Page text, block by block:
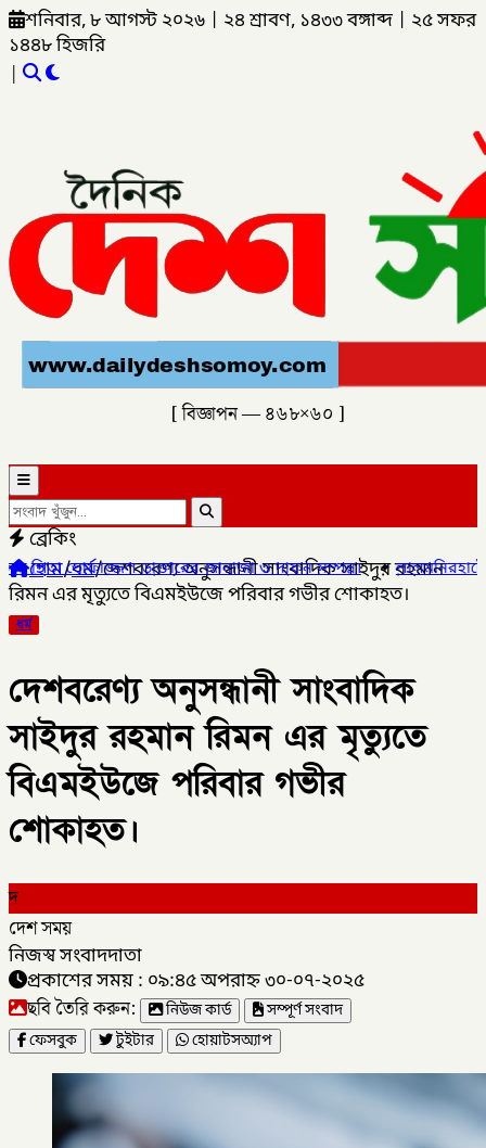
শনিবার, ৮ আগস্ট ২০২৬ ২৪ শ্রাবণ, ১৪৩৩ বঙ্গাব্দ
২৫ সফর
১৪৪৮ হিজরি
|
[ বিজ্ঞাপন — ৪৬৮×৬০ ]
ব্রেকিং
ডাক্তারের জানাজা ও দাফন সম্পন্ন।✦লালমনিরহাটের ৫ উপজেলার
হোম/ধর্ম/দেশবরেণ্য অনুসন্ধানী সাংবাদিক সাইদুর রহমান
রিমন এর মৃত্যুতে বিএমইউজে পরিবার গভীর শোকাহত।
ধর্ম
দেশবরেণ্য অনুসন্ধানী সাংবাদিক
সাইদুর রহমান রিমন এর মৃত্যুতে
বিএমইউজে পরিবার গভীর
শোকাহত।
দ
দেশ সময়
নিজস্ব সংবাদদাতা
প্রকাশের সময় : ০৯:৪৫ অপরাহ্ন ৩০-০৭-২০২৫
ছবি তৈরি করুন: নিউজ কার্ড
সম্পূর্ণ সংবাদ
ফেসবুক
টুইটার হোয়াটসঅ্যাপ